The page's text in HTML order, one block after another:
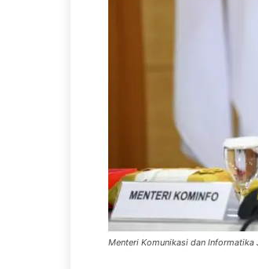
Menteri Komunikasi dan Informatika